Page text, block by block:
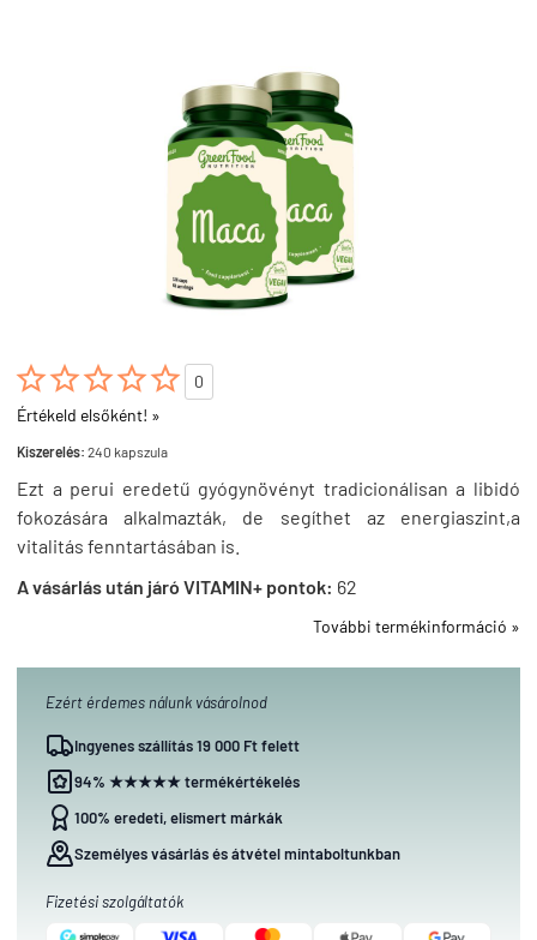

0
Értékeld elsőként! »
Kiszerelés: 240 kapszula
Ezt a perui eredetű gyógynövényt tradicionálisan a libidó
fokozására alkalmazták, de segíthet az energiaszint,a
vitalitás fenntartásában is.
A vásárlás után járó VITAMIN+ pontok: 62
További termékinformáció »
Ezért érdemes nálunk vásárolnod
Ingyenes szállítás 19 000 Ft felett
94% ★★★★★ termékértékelés
100% eredeti, elismert márkák
Személyes vásárlás és átvétel mintaboltunkban
Fizetési szolgáltatók